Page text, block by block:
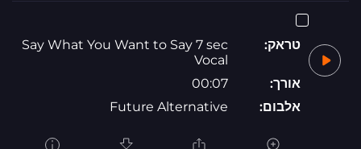
טראק:
Say What You Want to Say 7 sec
Vocal
אורך:
00:07
אלבום:
Future Alternative